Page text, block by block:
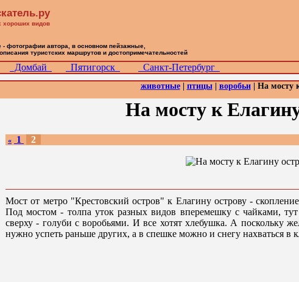
Домбай Пятигорск Санкт-Петербург
животные| птицы| воробьи| На мосту
На мосту к
« 1 2
Мост от метро "Крестовский остров" к Елагину острову -
Под мостом - толпа уток разных видов вперемешку с чайками,
сверху - голуби с воробьями. И все хотят хлебушка. А поскольку
нужно успеть раньше других, а в спешке можно и снегу нахваться в
хороших видов
- фотографии автора, в основном пейзажные,
туристских маршрутов и достопримечательностей